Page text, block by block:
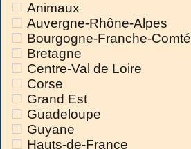
Animaux
Auvergne-Rhône-Alpes
Bourgogne-Franche-Comté
Bretagne
Centre-Val de Loire
Corse
Grand Est
Guadeloupe
Guyane
Hauts-de-France